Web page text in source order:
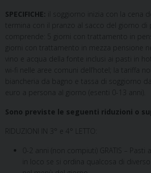
SPECIFICHE: il soggiorno inizia con la cena
termina con il pranzo al sacco del giorno di
comprende: 5 giorni con trattamento in
giorni con trattamento in mezza pensione
vino e acqua della fonte inclusi ai pasti in
wi-fi nelle aree comuni dell’hotel; la tariffa
biancheria da bagno e tassa di soggiorno
euro a persona al giorno (esenti 0-13 anni).
Sono previste le seguenti riduzioni o
RIDUZIONI IN 3° e 4° LETTO:
0-2 anni (non compiuti) GRATIS – Pasti
in loco se si ordina qualcosa di